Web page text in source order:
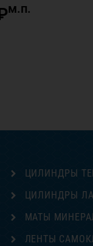
м.п.
ЦИЛИНДРЫ
ЦИЛИНДРЫ
МАТЫ
ЛЕНТЫ